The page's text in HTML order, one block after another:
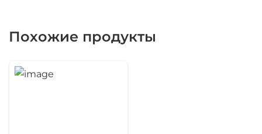
Похожие продукты